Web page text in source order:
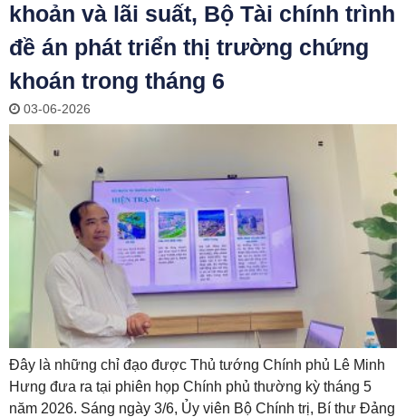
khoản và lãi suất, Bộ Tài chính trình
đề án phát triển thị trường chứng
khoán trong tháng 6
03-06-2026
Đây là những chỉ đạo được Thủ tướng Chính phủ Lê Minh
Hưng đưa ra tại phiên họp Chính phủ thường kỳ tháng 5
năm 2026. Sáng ngày 3/6, Ủy viên Bộ Chính trị, Bí thư Đảng